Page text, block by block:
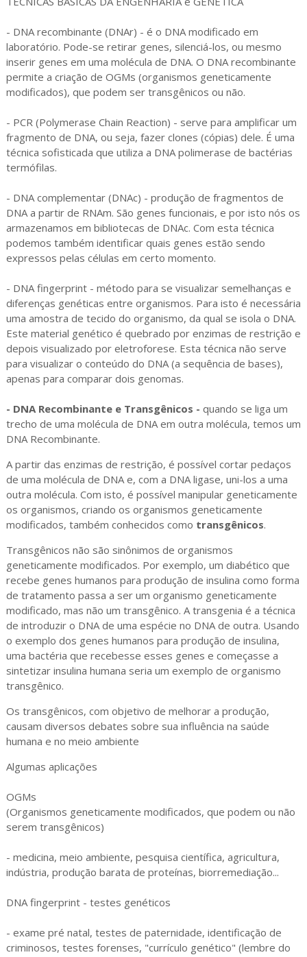
- DNA recombinante (DNAr) - é o DNA modificado em
laboratório. Pode-se retirar genes, silenciá-los, ou mesmo
inserir genes em uma molécula de DNA. O DNA recombinante
permite a criação de OGMs (organismos geneticamente
modificados), que podem ser transgênicos ou não.
- PCR (Polymerase Chain Reaction) - serve para amplificar um
fragmento de DNA, ou seja, fazer clones (cópias) dele. É uma
técnica sofisticada que utiliza a DNA polimerase de bactérias
termófilas.
- DNA complementar (DNAc) - produção de fragmentos de
DNA a partir de RNAm. São genes funcionais, e por isto nós os
armazenamos em bibliotecas de DNAc. Com esta técnica
podemos também identificar quais genes estão sendo
expressos pelas células em certo momento.
- DNA fingerprint - método para se visualizar semelhanças e
diferenças genéticas entre organismos. Para isto é necessária
uma amostra de tecido do organismo, da qual se isola o DNA.
Este material genético é quebrado por enzimas de restrição e
depois visualizado por eletroforese. Esta técnica não serve
para visualizar o conteúdo do DNA (a sequência de bases),
apenas para comparar dois genomas.
- DNA Recombinante e Transgênicos - quando se liga um
trecho de uma molécula de DNA em outra molécula, temos um
DNA Recombinante.
A partir das enzimas de restrição, é possível cortar pedaços
de uma molécula de DNA e, com a DNA ligase, uni-los a uma
outra molécula. Com isto, é possível manipular geneticamente
os organismos, criando os organismos geneticamente
modificados, também conhecidos como transgênicos.
Transgênicos não são sinônimos de organismos
geneticamente modificados. Por exemplo, um diabético que
recebe genes humanos para produção de insulina como forma
de tratamento passa a ser um organismo geneticamente
modificado, mas não um transgênico. A transgenia é a técnica
de introduzir o DNA de uma espécie no DNA de outra. Usando
o exemplo dos genes humanos para produção de insulina,
uma bactéria que recebesse esses genes e começasse a
sintetizar insulina humana seria um exemplo de organismo
transgênico.
Os transgênicos, com objetivo de melhorar a produção,
causam diversos debates sobre sua influência na saúde
humana e no meio ambiente
Algumas aplicações
OGMs
(Organismos geneticamente modificados, que podem ou não
serem transgênicos)
- medicina, meio ambiente, pesquisa científica, agricultura,
indústria, produção barata de proteínas, biorremediação...
DNA fingerprint - testes genéticos
- exame pré natal, testes de paternidade, identificação de
criminosos, testes forenses, "currículo genético" (lembre do